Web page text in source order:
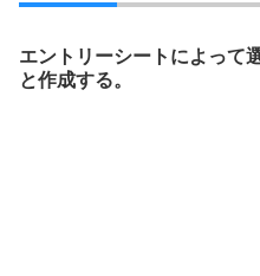
エントリーシートによって
と作成する。